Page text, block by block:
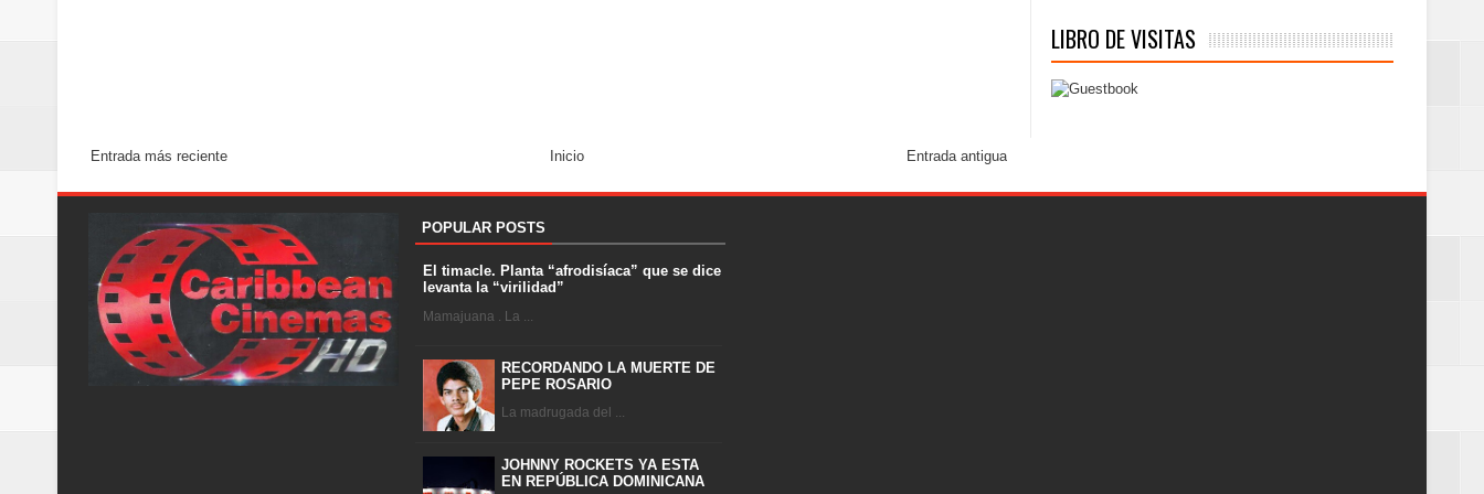
Entrada más reciente Entrada antigua
Inicio
LIBRO DE VISITAS
POPULAR POSTS
El timacle. Planta “afrodisíaca” que se dice
levanta la “virilidad”
Mamajuana . La ...
RECORDANDO LA MUERTE DE
PEPE ROSARIO
La madrugada del ...
JOHNNY ROCKETS YA ESTA
EN REPÚBLICA DOMINICANA